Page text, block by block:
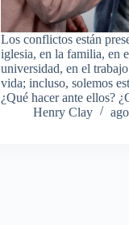
Los conflictos están
iglesia, en la familia, en
universidad, en el
vida; incluso, solemos
¿Qué hacer ante ellos?
Henry Clay